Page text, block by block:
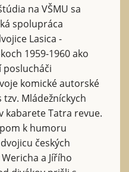
na VŠMU sa
spolupráca
Lasica -
1959-1960 ako
poslucháči
komické autorské
tzv. Mládežníckych
kabarete Tatra revue.
k humoru
českých
a Jířího